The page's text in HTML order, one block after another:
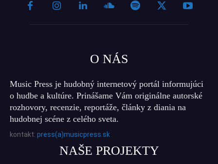
O NÁS
Music Press je hudobný internetový portál informujúci
o hudbe a kultúre. Prinášame Vám originálne autorské
rozhovory, recenzie, reportáže, články z diania na
hudobnej scéne z celého sveta.
kontakt: press(a)musicpress.sk
NAŠE PROJEKTY